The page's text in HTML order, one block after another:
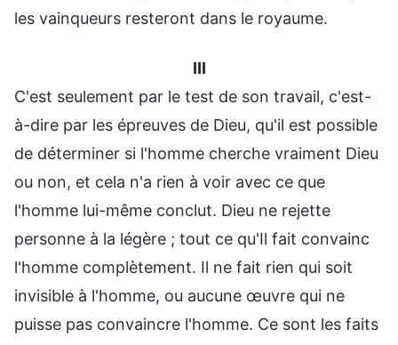
les vainqueurs resteront dans le royaume.
III
C'est seulement par le test de son travail, c'est-
à-dire par les épreuves de Dieu, qu'il est possible
de déterminer si l'homme cherche vraiment Dieu
ou non, et cela n'a rien à voir avec ce que
l'homme lui-même conclut. Dieu ne rejette
personne à la légère ; tout ce qu'Il fait convainc
l'homme complètement. Il ne fait rien qui soit
invisible à l'homme, ou aucune œuvre qui ne
puisse pas convaincre l'homme. Ce sont les faits